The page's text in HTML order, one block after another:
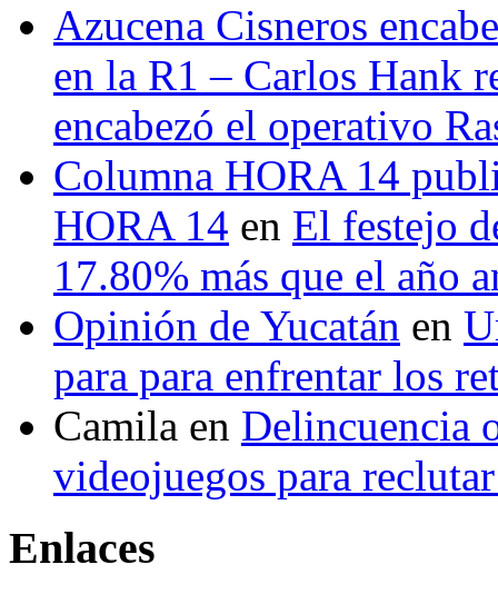
Azucena Cisneros
en la R1 – Carlos Hank
encabezó el operativo
Columna HORA 14
HORA 14 en El festejo
17.80% más que el año
Opinión de Yucatán en
para para enfrentar los
Camila en Delincuencia
videojuegos para
Enlaces